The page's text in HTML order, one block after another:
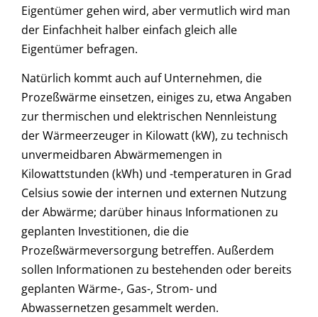
Eigentümer gehen wird, aber vermutlich wird man
der Einfachheit halber einfach gleich alle
Eigentümer befragen.
Natürlich kommt auch auf Unternehmen, die
Prozeßwärme einsetzen, einiges zu, etwa Angaben
zur thermischen und elektrischen Nennleistung
der Wärmeerzeuger in Kilowatt (kW), zu technisch
unvermeidbaren Abwärmemengen in
Kilowattstunden (kWh) und -temperaturen in Grad
Celsius sowie der internen und externen Nutzung
der Abwärme; darüber hinaus Informationen zu
geplanten Investitionen, die die
Prozeßwärmeversorgung betreffen. Außerdem
sollen Informationen zu bestehenden oder bereits
geplanten Wärme-, Gas-, Strom- und
Abwassernetzen gesammelt werden.